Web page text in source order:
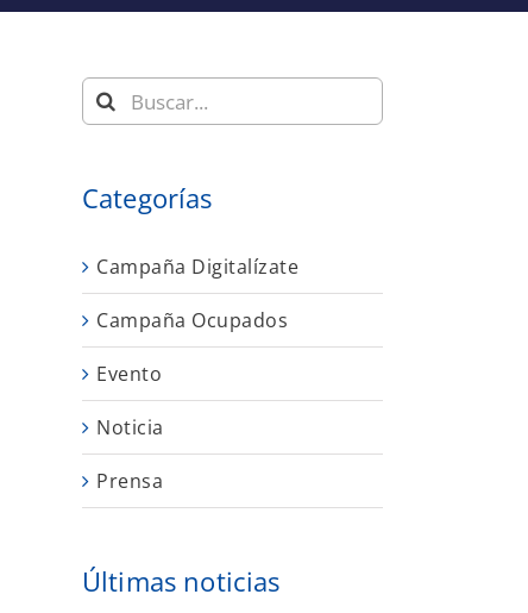
Buscar:
Categorías
Campaña Digitalízate
Campaña Ocupados
Evento
Noticia
Prensa
Últimas noticias